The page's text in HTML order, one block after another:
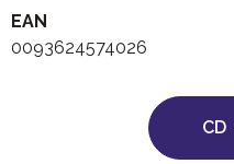
EAN
0093624574026
CD